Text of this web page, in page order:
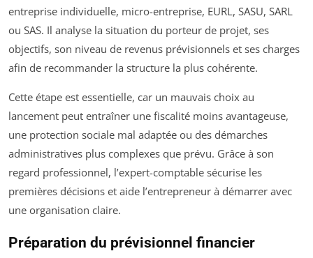
entreprise individuelle, micro-entreprise, EURL, SASU, SARL
ou SAS. Il analyse la situation du porteur de projet, ses
objectifs, son niveau de revenus prévisionnels et ses charges
afin de recommander la structure la plus cohérente.
Cette étape est essentielle, car un mauvais choix au
lancement peut entraîner une fiscalité moins avantageuse,
une protection sociale mal adaptée ou des démarches
administratives plus complexes que prévu. Grâce à son
regard professionnel, l’expert-comptable sécurise les
premières décisions et aide l’entrepreneur à démarrer avec
une organisation claire.
Préparation du prévisionnel financier